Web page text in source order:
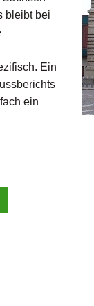
bleibt bei
Ein
ein